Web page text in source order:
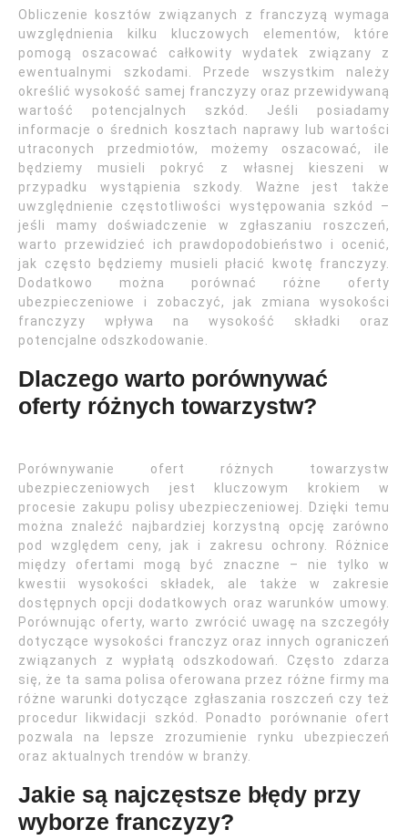
Obliczenie kosztów związanych z franczyzą wymaga
uwzględnienia kilku kluczowych elementów, które
pomogą oszacować całkowity wydatek związany z
ewentualnymi szkodami. Przede wszystkim należy
określić wysokość samej franczyzy oraz przewidywaną
wartość potencjalnych szkód. Jeśli posiadamy
informacje o średnich kosztach naprawy lub wartości
utraconych przedmiotów, możemy oszacować, ile
będziemy musieli pokryć z własnej kieszeni w
przypadku wystąpienia szkody. Ważne jest także
uwzględnienie częstotliwości występowania szkód –
jeśli mamy doświadczenie w zgłaszaniu roszczeń,
warto przewidzieć ich prawdopodobieństwo i ocenić,
jak często będziemy musieli płacić kwotę franczyzy.
Dodatkowo można porównać różne oferty
ubezpieczeniowe i zobaczyć, jak zmiana wysokości
franczyzy wpływa na wysokość składki oraz
potencjalne odszkodowanie.
Dlaczego warto porównywać
oferty różnych towarzystw?
Porównywanie ofert różnych towarzystw
ubezpieczeniowych jest kluczowym krokiem w
procesie zakupu polisy ubezpieczeniowej. Dzięki temu
można znaleźć najbardziej korzystną opcję zarówno
pod względem ceny, jak i zakresu ochrony. Różnice
między ofertami mogą być znaczne – nie tylko w
kwestii wysokości składek, ale także w zakresie
dostępnych opcji dodatkowych oraz warunków umowy.
Porównując oferty, warto zwrócić uwagę na szczegóły
dotyczące wysokości franczyz oraz innych ograniczeń
związanych z wypłatą odszkodowań. Często zdarza
się, że ta sama polisa oferowana przez różne firmy ma
różne warunki dotyczące zgłaszania roszczeń czy też
procedur likwidacji szkód. Ponadto porównanie ofert
pozwala na lepsze zrozumienie rynku ubezpieczeń
oraz aktualnych trendów w branży.
Jakie są najczęstsze błędy przy
wyborze franczyzy?